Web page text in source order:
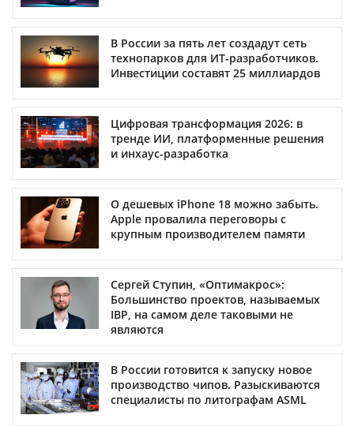
В России за пять лет создадут сеть
технопарков для ИТ-разработчиков.
Инвестиции составят 25 миллиардов
Цифровая трансформация 2026: в
тренде ИИ, платформенные решения
и инхаус-разработка
О дешевых iPhone 18 можно забыть.
Apple провалила переговоры с
крупным производителем памяти
Сергей Ступин, «Оптимакрос»:
Большинство проектов, называемых
IBP, на самом деле таковыми не
являются
В России готовится к запуску новое
производство чипов. Разыскиваются
специалисты по литографам ASML